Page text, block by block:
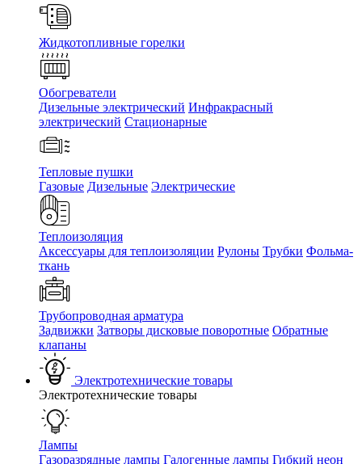
Жидкотопливные горелки
Обогреватели
Дизельные электрический Инфракрасный
электрический Стационарные
Тепловые пушки
Газовые Дизельные Электрические
Теплоизоляция
Аксессуары для теплоизоляции Рулоны Трубки Фольма-
ткань
Трубопроводная арматура
Задвижки Затворы дисковые поворотные Обратные
клапаны
Электротехнические товары
Электротехнические товары
Лампы
Газоразрядные лампы Галогенные лампы Гибкий неон